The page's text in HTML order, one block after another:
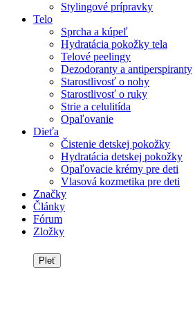
Stylingové prípravky
Telo
Sprcha a kúpeľ
Hydratácia pokožky tela
Telové peelingy
Dezodoranty a antiperspiranty
Starostlivosť o nohy
Starostlivosť o ruky
Strie a celulitída
Opaľovanie
Dieťa
Čistenie detskej pokožky
Hydratácia detskej pokožky
Opaľovacie krémy pre deti
Vlasová kozmetika pre deti
Značky
Články
Fórum
Zložky
Pleť